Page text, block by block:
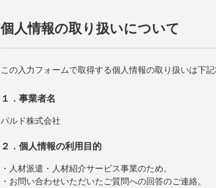
個人情報の取り扱いについて
この入力フォームで取得する個人情報の取り扱いは下
１．事業者名
パルド株式会社
２．個人情報の利用目的
・人材派遣・人材紹介サービス事業のため。
・お問い合わせいただいたご質問への回答のご連絡。